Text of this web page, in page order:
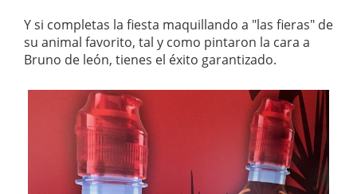
Y si completas la fiesta maquillando a "las fieras" de
su animal favorito, tal y como pintaron la cara a
Bruno de león, tienes el éxito garantizado.